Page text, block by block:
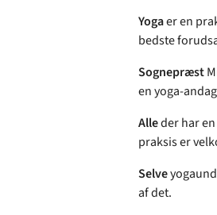
Yogaer en
bedste
Sognepræst
en yoga-
Alleder har
praksis er
Selve
af det.